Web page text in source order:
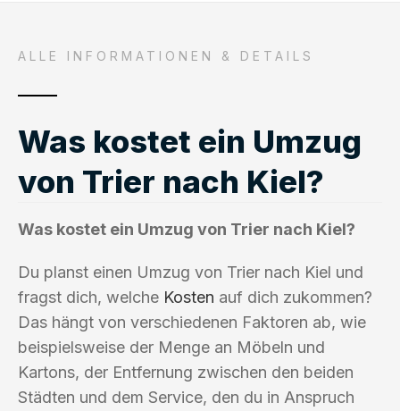
ALLE INFORMATIONEN & DETAILS
Was kostet ein Umzug
von Trier nach Kiel?
Was kostet ein Umzug von Trier nach Kiel?
Du planst einen Umzug von Trier nach Kiel und
fragst dich, welche Kosten auf dich zukommen?
Das hängt von verschiedenen Faktoren ab, wie
beispielsweise der Menge an Möbeln und
Kartons, der Entfernung zwischen den beiden
Städten und dem Service, den du in Anspruch